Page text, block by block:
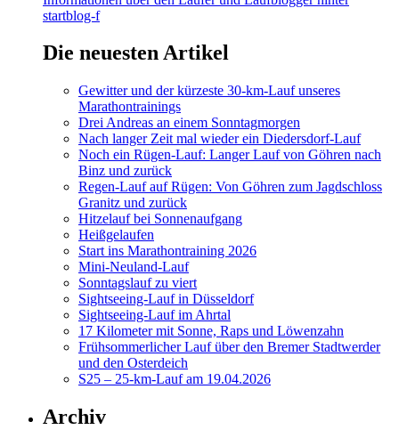
startblog-f
Die neuesten Artikel
Gewitter und der kürzeste 30-km-Lauf unseres
Marathontrainings
Drei Andreas an einem Sonntagmorgen
Nach langer Zeit mal wieder ein Diedersdorf-Lauf
Noch ein Rügen-Lauf: Langer Lauf von Göhren nach
Binz und zurück
Regen-Lauf auf Rügen: Von Göhren zum Jagdschloss
Granitz und zurück
Hitzelauf bei Sonnenaufgang
Heißgelaufen
Start ins Marathontraining 2026
Mini-Neuland-Lauf
Sonntagslauf zu viert
Sightseeing-Lauf in Düsseldorf
Sightseeing-Lauf im Ahrtal
17 Kilometer mit Sonne, Raps und Löwenzahn
Frühsommerlicher Lauf über den Bremer Stadtwerder
und den Osterdeich
S25 – 25-km-Lauf am 19.04.2026
Archiv